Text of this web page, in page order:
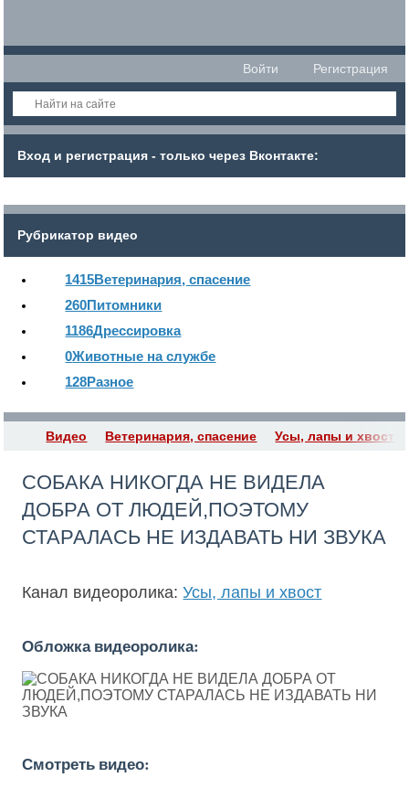
Войти Регистрация
Вход и регистрация - только через Вконтакте:
Рубрикатор видео
1415Ветеринария, спасение
260Питомники
1186Дрессировка
0Животные на службе
128Разное
Видео Ветеринария, спасение Усы, лапы и хвост
СОБАКА НИКОГДА НЕ ВИДЕЛА
ДОБРА ОТ ЛЮДЕЙ,ПОЭТОМУ
СТАРАЛАСЬ НЕ ИЗДАВАТЬ НИ ЗВУКА
Канал видеоролика:Усы, лапы и хвост
Обложка видеоролика:
Смотреть видео: